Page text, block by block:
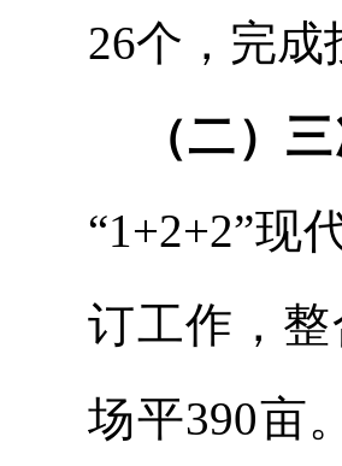
26个，完成
（二）
“1+2+2”现
订工作，
场平390亩